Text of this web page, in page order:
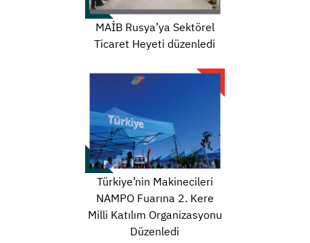
MAİB Rusya’ya Sektörel
Ticaret Heyeti düzenledi
Türkiye’nin Makinecileri
NAMPO Fuarına 2. Kere
Milli Katılım Organizasyonu
Düzenledi